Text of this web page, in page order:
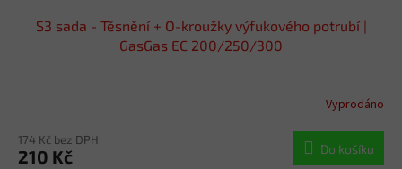
S3 sada - Těsnění + O-kroužky výfukového potrubí |
GasGas EC 200/250/300
Vyprodáno
174 Kč bez DPH
210 Kč Do košíku